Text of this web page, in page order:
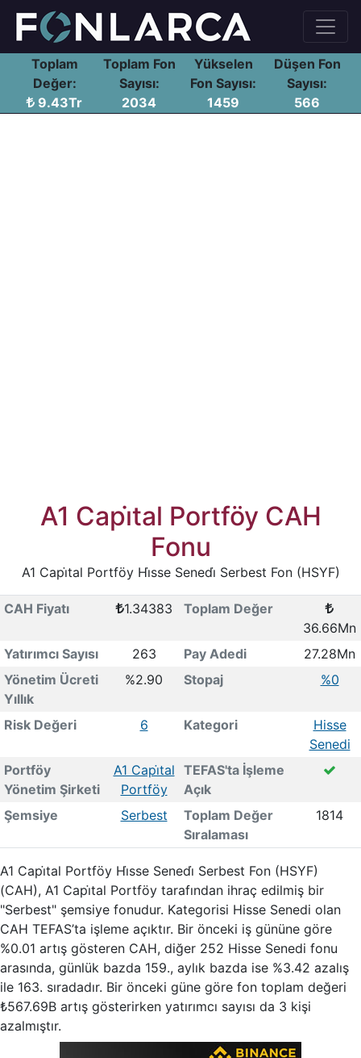
Toplam
Değer:
9.43Tr
Toplam Fon
Sayısı:
2034
Yükselen
Fon Sayısı:
1459
Düşen Fon
Sayısı:
566
A1 Capi̇tal Portföy CAH
Fonu
A1 Capi̇tal Portföy Hi̇sse Senedi̇ Serbest Fon (HSYF)
CAH Fiyatı 1.34383
Toplam Değer
36.66Mn
Yatırımcı Sayısı
263 Pay Adedi
27.28Mn
Yönetim Ücreti
Yıllık
%2.90 Stopaj %0
Risk Değeri 6 Kategori
Hisse
Senedi
Portföy
Yönetim Şirketi
A1 Capi̇tal
Portföy
TEFAS'ta İşleme
Açık
Şemsiye
Serbest
Toplam Değer
Sıralaması
1814
A1 Capi̇tal Portföy Hi̇sse Senedi̇ Serbest Fon (HSYF)
(CAH), A1 Capi̇tal Portföy tarafından ihraç edilmiş bir
"Serbest" şemsiye fonudur. Kategorisi Hisse Senedi olan
CAH TEFAS’ta işleme açıktır. Bir önceki iş gününe göre
%0.01 artış gösteren CAH, diğer 252 Hisse Senedi fonu
arasında, günlük bazda 159., aylık bazda ise %3.42 azalış
ile 163. sıradadır. Bir önceki güne göre fon toplam değeri
₺567.69B artış gösterirken yatırımcı sayısı da 3 kişi
azalmıştır.